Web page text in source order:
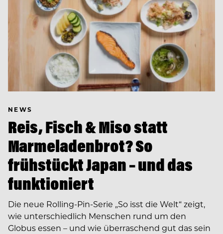
NEWS
Reis, Fisch & Miso statt
Marmeladenbrot? So
frühstückt Japan – und das
funktioniert
Die neue Rolling-Pin-Serie „So isst die Welt“ zeigt,
wie unterschiedlich Menschen rund um den
Globus essen – und wie überraschend gut das sein